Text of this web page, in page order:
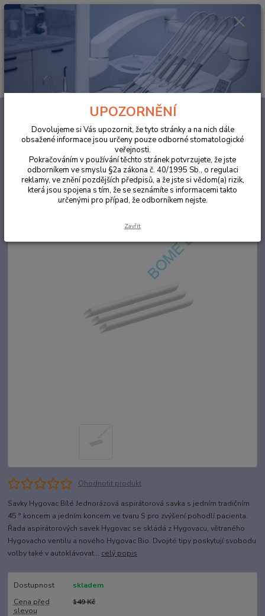
Hledat
za 0,00 Kč
Savky Hygovac V 2800 Bílé 100ks
Savky Hygovac V 2800 Bílé
100ks
Ohodnotit produkt
Savky Hygovac Bílé Jednorázová aspirátorová savka s jedním tradičním
45 ° koncem a jedním koncem ve tvaru S pro zvýšení pohodlí pacienta.
Řada aspirátorových savek Hygovac se skládá z Hygovacu, větraného
Hygovacho ventilu a nového Hygovac Bio. Dvojité tipy poskytují svobodu
volby také v autoklávovat... celý popis
Dostupnost
skladem
Cena před
slevou
149 Kč
UPOZORNĚNÍ
Dovolujeme si Vás upozornit, že tyto stránky a na nich dále
obsažené informace jsou určeny pouze odborné stomatologické
veřejnosti.
Pokračováním v používání těchto stránek potvrzujete, že jste
odborníkem ve smyslu §2a zákona č. 40/1995 Sb., o regulaci
reklamy, ve znění pozdějších předpisů, a že jste si vědom(a) rizik,
která jsou spojena s tím, že se seznámíte s informacemi takto
určenými pro případ, že odborníkem nejste.
Zavřít